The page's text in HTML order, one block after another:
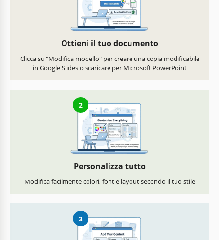
Ottieni il tuo documento
Clicca su "Modifica modello" per creare una copia modificabile
in Google Slides o scaricare per Microsoft PowerPoint
2
Personalizza tutto
Modifica facilmente colori, font e layout secondo il tuo stile
3